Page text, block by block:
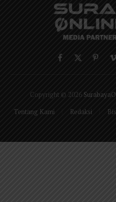
Facebook
X
Copyright © 2026
Tentang Kami
Redaksi